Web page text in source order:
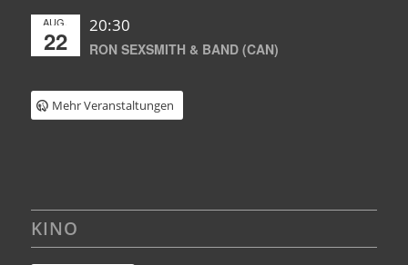
AUG.
22
20:30
RON SEXSMITH & BAND (CAN)
Mehr Veranstaltungen
KINO